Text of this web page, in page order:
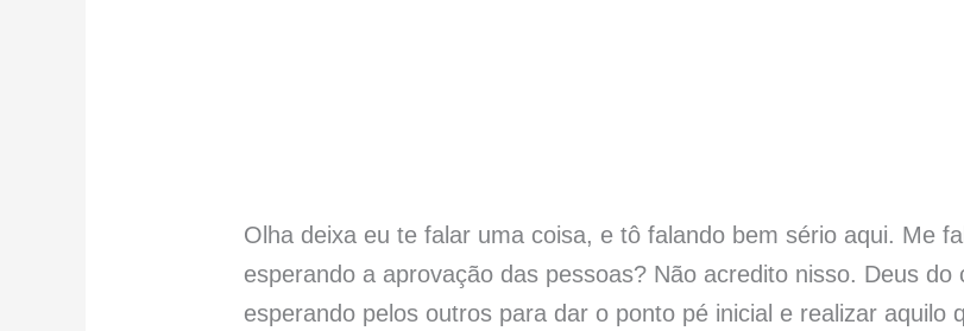
Olha deixa eu te falar uma coisa, e tô falando bem sério aqui. Me
esperando a aprovação das pessoas? Não acredito nisso. Deus
esperando pelos outros para dar o ponto pé inicial e realizar aquilo